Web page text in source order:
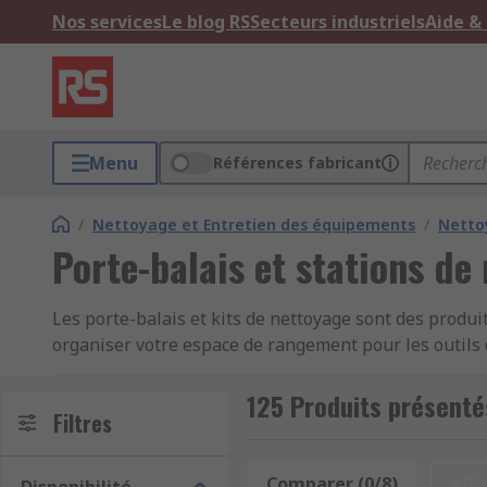
Nos servicesLe blog RSSecteurs industrielsAide
Menu Références fabricant
/ Nettoyage et Entretien des équipements /
Porte-balais et stations de
Les porte-balais et kits de nettoyage sont des
organiser votre espace de rangement pour les
réputées, comme Vikan, Rubbermaid et notre
Filtres 125 Produits